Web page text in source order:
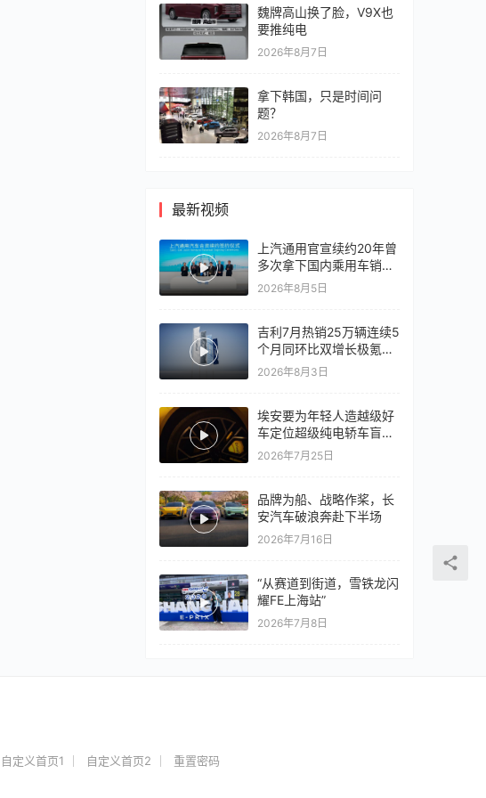
魏牌高山换了脸，V9X也
要推纯电
2026年8月7日
拿下韩国，只是时间问
题？
2026年8月7日
最新视频
上汽通用官宣续约20年曾
多次拿下国内乘用车销冠
竞争激烈，上汽通用有信
2026年8月5日
吉利7月热销25万辆连续5
个月同环比双增长极氪销
量同比翻倍，出口再破10
2026年8月3日
埃安要为年轻人造越级好
车定位超级纯电轿车盲猜
18万以上
2026年7月25日
品牌为船、战略作桨，长
安汽车破浪奔赴下半场
2026年7月16日
“从赛道到街道，雪铁龙闪
耀FE上海站”
2026年7月8日
自定义首页1 自定义首页2
重置密码